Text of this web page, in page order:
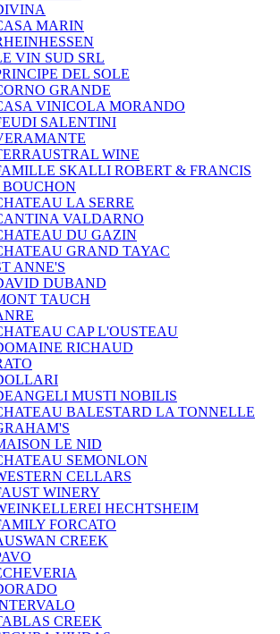
MARIN
VIN SUD SRL
DEL SOLE
GRANDE
VINICOLA MORANDO
SALENTINI
WINE
SKALLI ROBERT & FRANCIS
BOUCHON
LA SERRE
VALDARNO
DU GAZIN
GRAND TAYAC
ANNE'S
DUBAND
TAUCH
CAP L'OUSTEAU
RICHAUD
MUSTI NOBILIS
BALESTARD LA TONNELLE
LE NID
SEMONLON
CELLARS
WINERY
HECHTSHEIM
FORCATO
CREEK
CREEK